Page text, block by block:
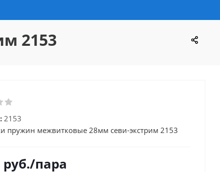
2153
2153
пружин межвитковые 28мм севи-экстрим 2153
руб./пара